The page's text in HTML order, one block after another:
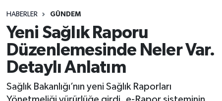
HABERLER GÜNDEM
Yeni Sağlık Raporu
Düzenlemesinde Neler Var.
Detaylı Anlatım
Sağlık Bakanlığı’nın yeni Sağlık Raporları
Atamalar
Mevzuat
Sendika
Tüm Manşetler
Son Dakika Haberleri
Haber Arşivi